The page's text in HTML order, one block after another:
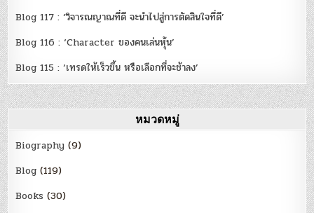
Blog 117 : ‘วิจารณญาณที่ดี จะนำไปสู่การตัดสินใจที่ดี’
Blog 116 : ‘Character ของคนเล่นหุ้น’
Blog 115 : ‘เทรดให้เร็วขึ้น หรือเลือกที่จะช้าลง’
หมวดหมู่
Biography (9)
Blog (119)
Books (30)